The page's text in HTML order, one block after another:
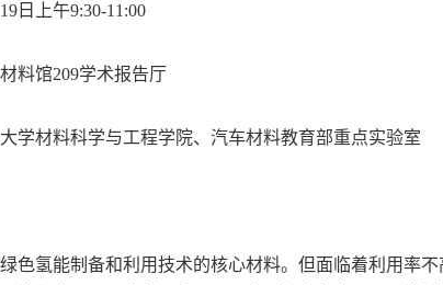
日上午9:30-11:00
料馆209学术报告厅
学材料科学与工程学院、汽车材料教育部重点实验室
色氢能制备和利用技术的核心材料。但面临着利用率